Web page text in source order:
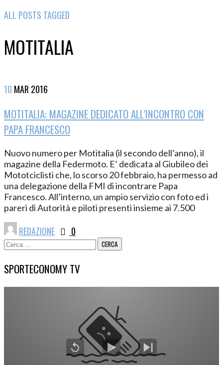
ALL POSTS TAGGED
MOTITALIA
10 MAR2016
MOTITALIA: MAGAZINE DEDICATO ALL’INCONTRO CON
PAPA FRANCESCO
Nuovo numero per Motitalia (il secondo dell’anno), il
magazine della Federmoto. E’ dedicata al Giubileo dei
Mototciclisti che, lo scorso 20 febbraio, ha permesso ad
una delegazione della FMI di incontrare Papa
Francesco. All’interno, un ampio servizio con foto ed i
pareri di Autorità e piloti presenti insieme ai 7.500
REDAZIONE 0
Ricerca
per:
SPORTECONOMY TV